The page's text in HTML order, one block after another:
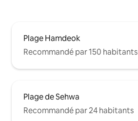
Plage Hamdeok
Recommandé par 150 habitants
Plage de Sehwa
Recommandé par 24 habitants